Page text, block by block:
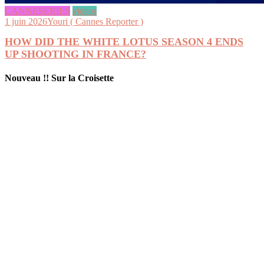
CANNESERIES videos
1 juin 2026Youri ( Cannes Reporter )
HOW DID THE WHITE LOTUS SEASON 4 ENDS
UP SHOOTING IN FRANCE?
Nouveau !! Sur la Croisette